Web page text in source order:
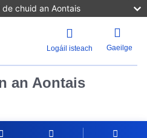
chuid an Aontais
Logáil isteach Gaeilge
an Aontais